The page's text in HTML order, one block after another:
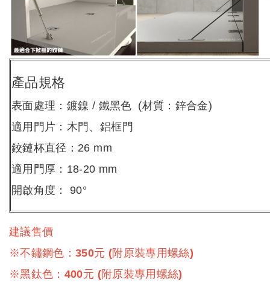
產品規格
表面處理：鍍鎳 / 鐵黑色 (材質：鋅合金)
適用門片：木門、鋁框門
鉸鏈杯直径：26 mm
適用門厚：18-20 mm
開啟角度： 90°
建議售價
※不鏽鋼色：350元 (附原裝專用螺絲)
※黑鈦色：400元 (附原裝專用螺絲)